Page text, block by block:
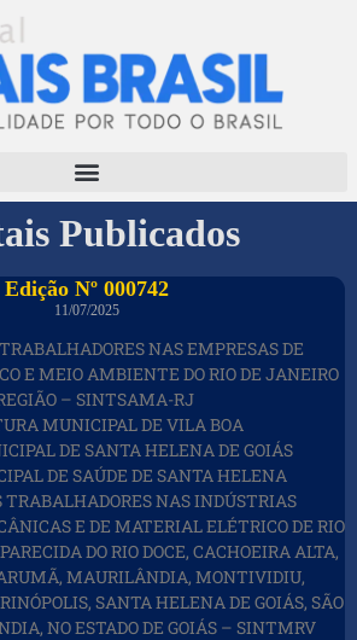
Publicados
Edição Nº 000742
11/07/2025
NAS EMPRESAS DE
E MEIO AMBIENTE DO RIO DE JANEIRO
– SINTSAMA-RJ
MUNICIPAL DE VILA BOA
DE SANTA HELENA DE GOIÁS
DE SAÚDE DE SANTA HELENA
TRABALHADORES NAS INDÚSTRIAS
E DE MATERIAL ELÉTRICO DE RIO
DO RIO DOCE, CACHOEIRA ALTA,
MAURILÂNDIA, MONTIVIDIU,
SANTA HELENA DE GOIÁS, SÃO
NO ESTADO DE GOIÁS – SINTMRV